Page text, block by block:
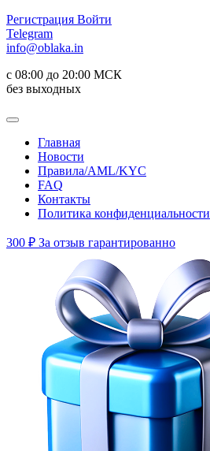
Регистрация Войти
Telegram
info@oblaka.in
с 08:00 до 20:00 МСК
без выходных
Главная
Новости
Правила/AML/KYC
FAQ
Контакты
Политика конфиденциальности
300 ₽ За отзыв гарантированно